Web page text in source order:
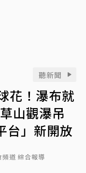
聽新聞
花！瀑布就
山觀瀑吊
台」新開放
道 綜合報導